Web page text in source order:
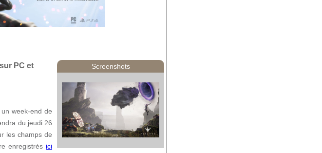
PC et
week-end de
du jeudi 26
les champs de
enregistrés ici
Screenshots